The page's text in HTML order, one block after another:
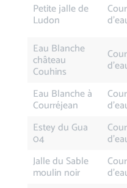
Petite jalle de
Ludon
Eau Blanche
château
Couhins
Eau Blanche à
Courréjean
Estey du Gua
04
Jalle du Sable
moulin noir